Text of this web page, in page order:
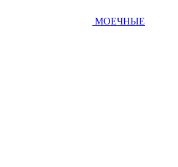
МОЕЧНЫЕ